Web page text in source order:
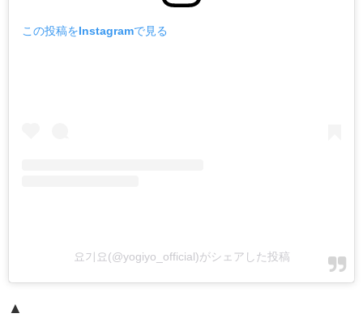
この投稿をInstagramで見る
요기요(@yogiyo_official)がシェアした投稿
▲